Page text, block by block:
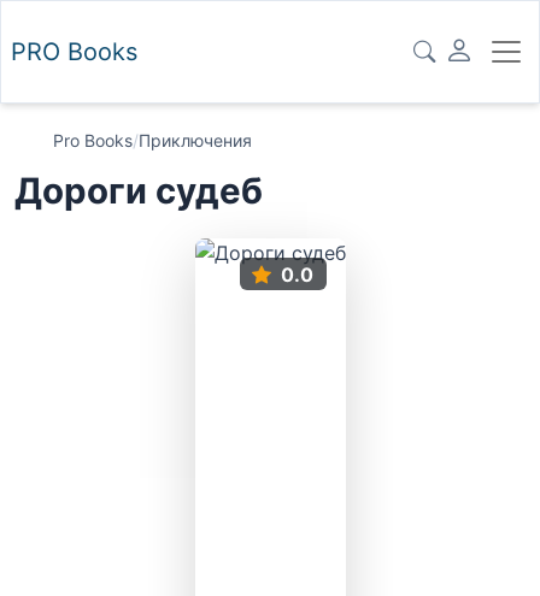
PRO Books
Pro Books/Приключения
Дороги судеб
0.0